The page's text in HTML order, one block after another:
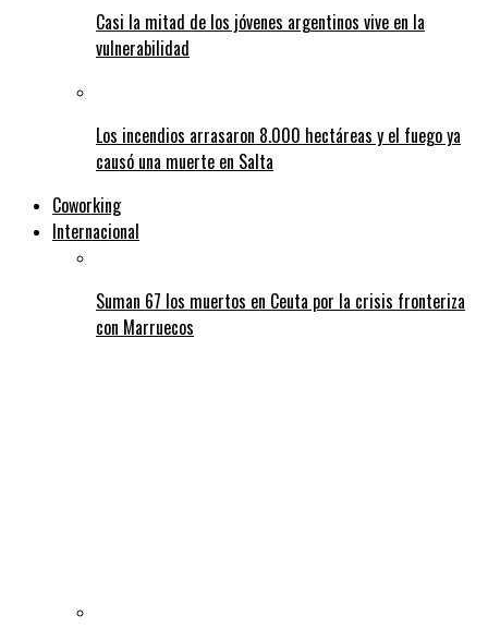
Casi la mitad de los jóvenes argentinos vive en la
vulnerabilidad
Los incendios arrasaron 8.000 hectáreas y el fuego ya
causó una muerte en Salta
Coworking
Internacional
Suman 67 los muertos en Ceuta por la crisis fronteriza
con Marruecos